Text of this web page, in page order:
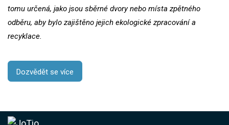
tomu určená, jako jsou sběrné dvory nebo místa zpětného
odběru, aby bylo zajištěno jejich ekologické zpracování a
recyklace.
Dozvědět se více